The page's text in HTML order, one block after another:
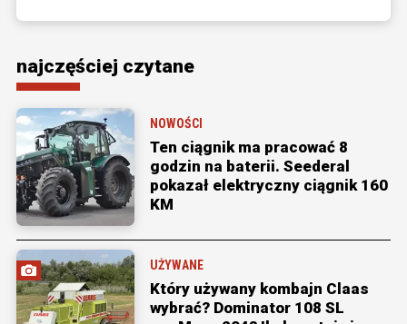
najczęściej czytane
NOWOŚCI
Ten ciągnik ma pracować 8
godzin na baterii. Seederal
pokazał elektryczny ciągnik 160
KM
UŻYWANE
Który używany kombajn Claas
wybrać? Dominator 108 SL